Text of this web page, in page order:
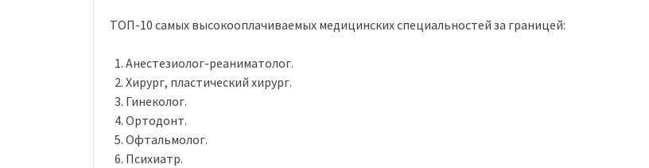
ТОП-10 самых высокооплачиваемых медицинских специальностей за границей:
Анестезиолог-реаниматолог.
Хирург, пластический хирург.
Гинеколог.
Ортодонт.
Офтальмолог.
Психиатр.